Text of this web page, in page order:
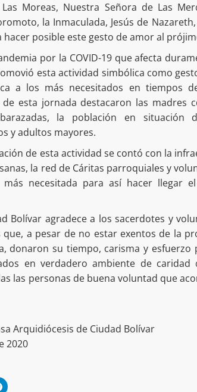
Moreas, Nuestra Señora de Las
la Inmaculada, Jesús de
hacer posible este gesto de amor al
por la COVID-19 que afecta
esta actividad simbólica como
a los más necesitados en tiempos
de esta jornada destacaron las madres
la población en situación
y adultos mayores.
de esta actividad se contó con la
la red de Cáritas parroquiales y
más necesitada para así hacer llegar
Bolívar agradece a los sacerdotes y
que, a pesar de no estar exentos de la
donaron su tiempo, carisma y
en verdadero ambiente de caridad
las personas de buena voluntad que
Arquidiócesis de Ciudad Bolívar
2020